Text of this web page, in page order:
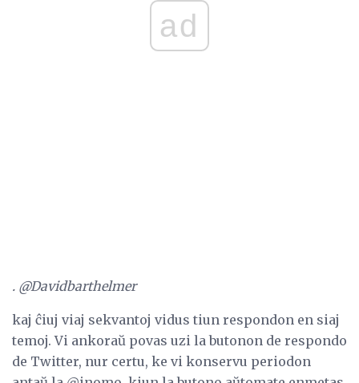
ad
. @Davidbarthelmer
kaj ĉiuj viaj sekvantoj vidus tiun respondon en siaj
temoj. Vi ankoraŭ povas uzi la butonon de respondo
de Twitter, nur certu, ke vi konservu periodon